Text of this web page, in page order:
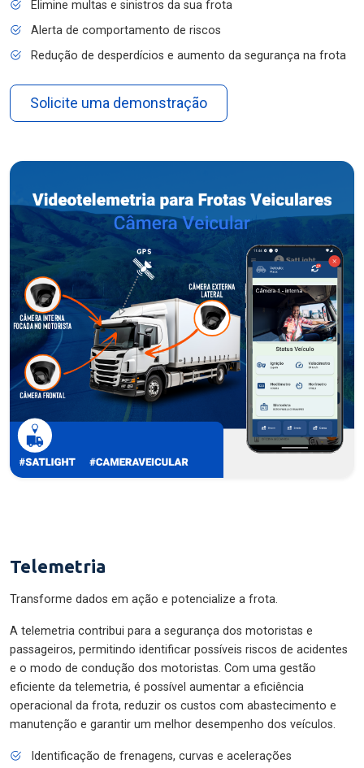
Elimine multas e sinistros da sua frota
Alerta de comportamento de riscos
Redução de desperdícios e aumento da segurança na frota
Solicite uma demonstração
Telemetria
Transforme dados em ação e potencialize a frota.
A telemetria contribui para a segurança dos motoristas e
passageiros, permitindo identificar possíveis riscos de acidentes
e o modo de condução dos motoristas. Com uma gestão
eficiente da telemetria, é possível aumentar a eficiência
operacional da frota, reduzir os custos com abastecimento e
manutenção e garantir um melhor desempenho dos veículos.
Identificação de frenagens, curvas e acelerações